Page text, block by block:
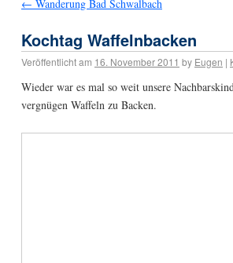
← Wanderung Bad Schwalbach
Kochtag Waffelnbacken
Veröffentlicht am 16. November 2011 by Eugen |
Wieder war es mal so weit unsere
vergnügen Waffeln zu Backen.